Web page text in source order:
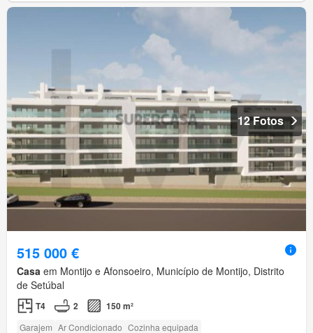
12 Fotos
515 000 €
Casa em Montijo e Afonsoeiro, Município de Montijo, Distrito
de Setúbal
T4 2 150 m²
Garajem Ar Condicionado Cozinha equipada